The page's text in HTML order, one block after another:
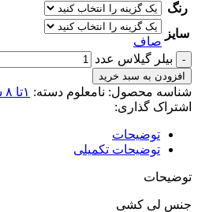
رنگ
سایز
صاف
بیلر گیلاس عدد
افزودن به سبد خرید
شناسه محصول: نامعلوم دسته: ۱تا ۸ سال
اشتراک گذاری:
توضیحات
توضیحات تکمیلی
توضیحات
جنس لی کشی